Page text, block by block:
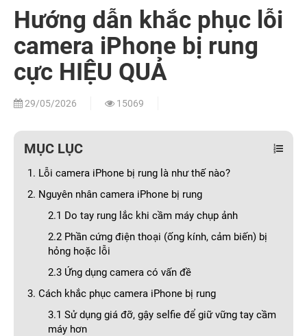
Hướng dẫn khắc phục lỗi
camera iPhone bị rung
cực HIỆU QUẢ
29/05/2026 15069
MỤC LỤC
1. Lỗi camera iPhone bị rung là như thế nào?
2. Nguyên nhân camera iPhone bị rung
2.1 Do tay rung lắc khi cầm máy chụp ảnh
2.2 Phần cứng điện thoại (ống kính, cảm biến) bị
hỏng hoặc lỗi
2.3 Ứng dụng camera có vấn đề
3. Cách khắc phục camera iPhone bị rung
3.1 Sử dụng giá đỡ, gậy selfie để giữ vững tay cầm
máy hơn